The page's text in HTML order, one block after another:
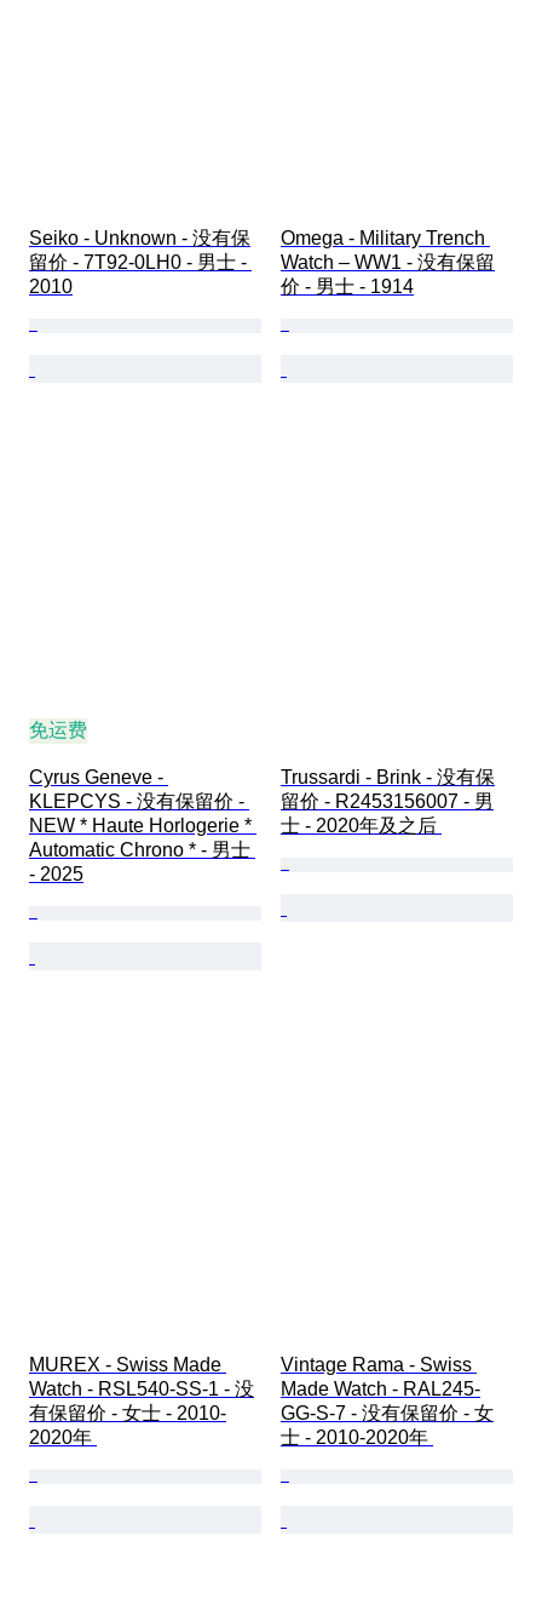
Seiko - Unknown - 没有保
留价 - 7T92-0LH0 - 男士 -
2010
Omega - Military Trench
Watch – WW1 - 没有保留
价 - 男士 - 1914
免运费
Cyrus Geneve -
KLEPCYS - 没有保留价 -
NEW * Haute Horlogerie *
Automatic Chrono * - 男士
- 2025
Trussardi - Brink - 没有保
留价 - R2453156007 - 男
士 - 2020年及之后
MUREX - Swiss Made
Watch - RSL540-SS-1 - 没
有保留价 - 女士 - 2010-
2020年
Vintage Rama - Swiss
Made Watch - RAL245-
GG-S-7 - 没有保留价 - 女
士 - 2010-2020年